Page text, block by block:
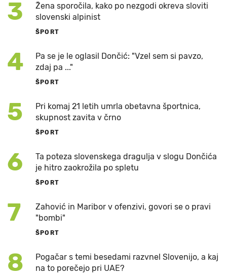
3
Žena sporočila, kako po nezgodi okreva sloviti
slovenski alpinist
ŠPORT
4
Pa se je le oglasil Dončić: "Vzel sem si pavzo,
zdaj pa ..."
ŠPORT
5
Pri komaj 21 letih umrla obetavna športnica,
skupnost zavita v črno
ŠPORT
6
Ta poteza slovenskega dragulja v slogu Dončića
je hitro zaokrožila po spletu
ŠPORT
7
Zahović in Maribor v ofenzivi, govori se o pravi
"bombi"
ŠPORT
8
Pogačar s temi besedami razvnel Slovenijo, a kaj
na to porečejo pri UAE?